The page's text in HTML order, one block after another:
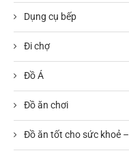
Dụng cụ bếp
Đi chợ
Đồ Á
Đồ ăn chơi
Đồ ăn tốt cho sức khoẻ